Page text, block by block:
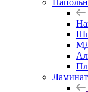
Ламинат